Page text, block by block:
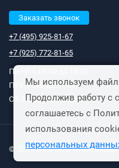
Заказать звонок
+7 (495) 925-81-67
+7 (925) 772-81-65
Пн-Чт с 09:00 до 18:00;
Пт с 09:00 до 17:00;
Сб, Вс: выходные дни.
© 2011-2026 ООО «Мехпривод-
Мы используем
Продолжив работу с
соглашаетесь с
использования
персональных